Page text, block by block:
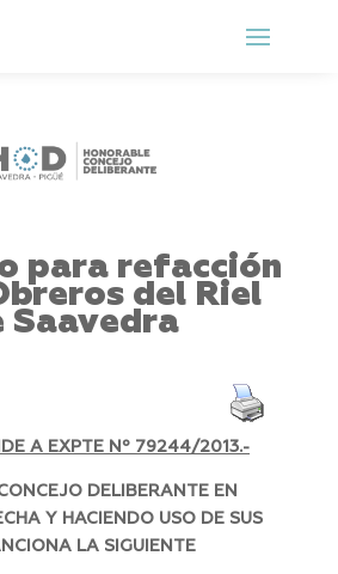
para refacción
del Riel
Saavedra
A EXPTE Nº 79244/2013.-
DELIBERANTE EN
Y HACIENDO USO DE SUS
LA SIGUIENTE